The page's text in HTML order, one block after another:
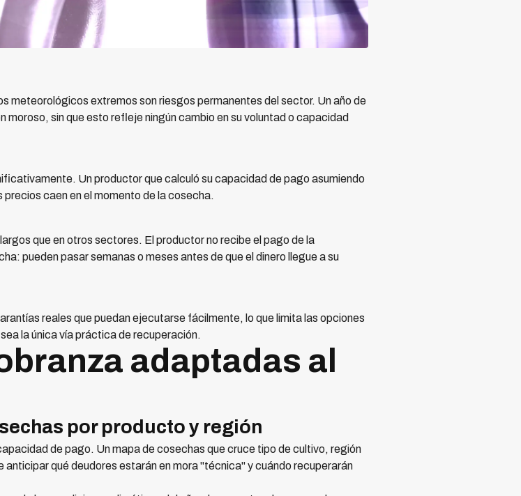
meteorológicos extremos son riesgos permanentes del sector. Un año de
sin que esto refleje ningún cambio en su voluntad o capacidad
Un productor que calculó su capacidad de pago asumiendo
caen en el momento de la cosecha.
que en otros sectores. El productor no recibe el pago de la
pueden pasar semanas o meses antes de que el dinero llegue a su
reales que puedan ejecutarse fácilmente, lo que limita las opciones
la única vía práctica de recuperación.
adaptadas al
por producto y región
de pago. Un mapa de cosechas que cruce tipo de cultivo, región
qué deudores estarán en mora "técnica" y cuándo recuperarán